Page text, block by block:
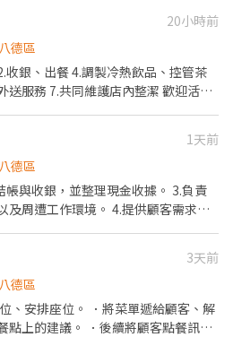
20小時前
德區
收銀、出餐 4.調製冷熱飲品、控管茶
務 7.共同維護店內整潔 歡迎活潑
1天前
德區
帳與收銀，並整理現金收據。 3.負責
及周遭工作環境。 4.提供顧客需求服
3天前
德區
、安排座位。 ．將菜單遞給顧客、解
點上的建議。 ．後續將顧客點餐訊息